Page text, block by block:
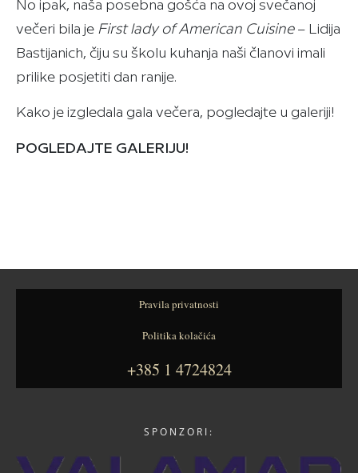
No ipak, naša posebna gošća na ovoj svečanoj
večeri bila je First lady of American Cuisine– Lidija
Bastijanich, čiju su školu kuhanja naši članovi imali
prilike posjetiti dan ranije.
Kako je izgledala gala večera, pogledajte u galeriji!
POGLEDAJTE GALERIJU!
Pravila privatnosti
Politika kolačića
+385 1 4724824
SPONZORI: